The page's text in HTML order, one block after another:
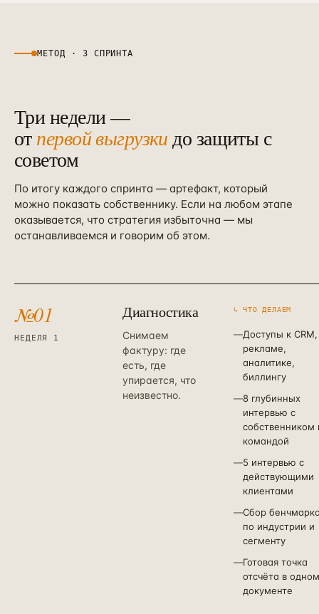
МЕТОД · 3 СПРИНТА
Три недели —
отпервой выгрузкидо защиты с
советом
По итогу каждого спринта — артефакт, который
можно показать собственнику. Если на любом этапе
оказывается, что стратегия избыточна — мы
останавливаемся и говорим об этом.
№01
НЕДЕЛЯ 1
Диагностика
Снимаем
фактуру: где
есть, где
упирается, что
неизвестно.
↳ ЧТО ДЕЛАЕМ
—Доступы к CRM,
рекламе,
аналитике,
биллингу
—8 глубинных
интервью с
собственником
командой
—5 интервью с
действующими
клиентами
—Сбор
по индустрии и
сегменту
—Готовая точка
отсчёта в одном
документе